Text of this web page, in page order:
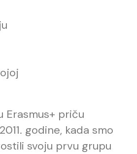
Erasmus+ priču
godine, kada smo
svoju prvu grupu